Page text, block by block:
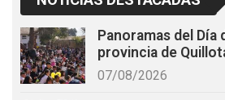
Panoramas del Día
provincia de
07/08/2026